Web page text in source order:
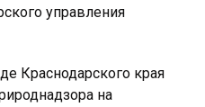
управления
Краснодарского края
на